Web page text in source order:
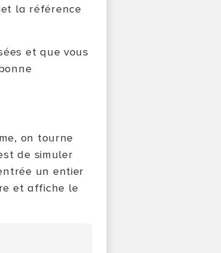
la référence
et que vous
on tourne
de simuler
un entier
et affiche le